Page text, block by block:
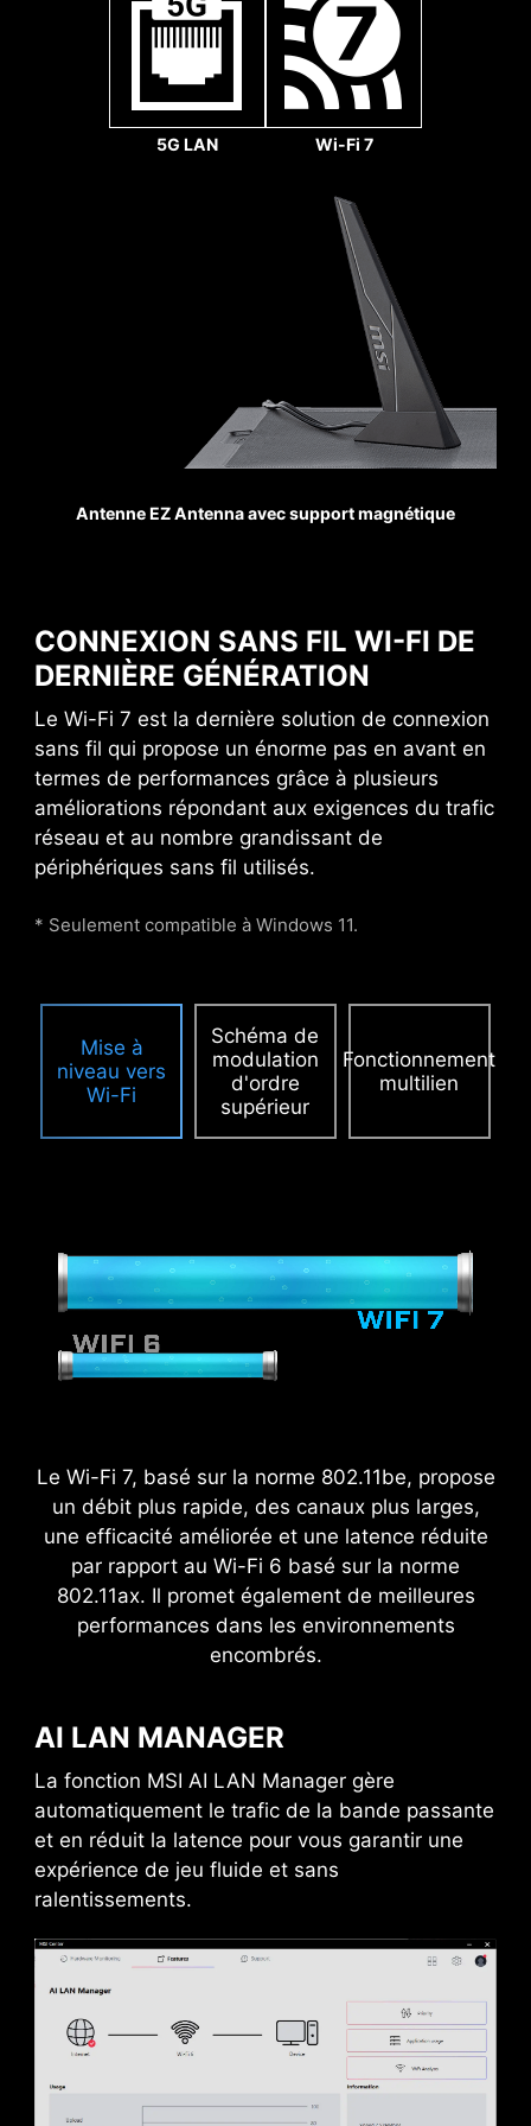
Ventilateur système
5G LAN Wi-Fi 7
Antenne EZ Antenna avec support magnétique
CONNEXION SANS FIL WI-FI DE
DERNIÈRE GÉNÉRATION
Le Wi-Fi 7 est la dernière solution de connexion
sans fil qui propose un énorme pas en avant en
termes de performances grâce à plusieurs
améliorations répondant aux exigences du trafic
réseau et au nombre grandissant de
périphériques sans fil utilisés.
* Seulement compatible à Windows 11.
Mise à
niveau vers
Wi-Fi
Schéma de
modulation
d'ordre
supérieur
Fonctionnement
multilien
Le Wi-Fi 7, basé sur la norme 802.11be, propose
un débit plus rapide, des canaux plus larges,
une efficacité améliorée et une latence réduite
par rapport au Wi-Fi 6 basé sur la norme
802.11ax. Il promet également de meilleures
performances dans les environnements
encombrés.
AI LAN MANAGER
La fonction MSI AI LAN Manager gère
automatiquement le trafic de la bande passante
et en réduit la latence pour vous garantir une
expérience de jeu fluide et sans
ralentissements.
32
Gb/s
SLOTS
RENFORCÉS
Les slots MSI PCIe Steel
Armor proposent plus de
points de soudure sur le
PCB afin de mieux résister
au poids de la carte
graphique. Lorsque
chaque avantage compte
gaming de qualité, Steel
électromagnétiques.
ALIMENTATION PCIE
SUPPLÉMENTAIRE
Le connecteur d'alimentation PCIe
supplémentaire fournit une alimentation dédiée
aux cartes graphiques les plus exigeantes,
utilisées notamment pour l'IA et le gaming. Il
compatibles.
2,5x
Excursion de puissance
PORT USB TYPE-C À L'AVANT
Les cartes mères MSI vous permettent de
placer un port USB Type-C sur la partie avant
du boîtier afin de vous faciliter la connexion de
vos périphériques USB compatibles. Pour une
meilleure expérience, pensez à vous renseigner
sur les boîtiers MSI.